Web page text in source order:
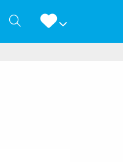
Zoeken